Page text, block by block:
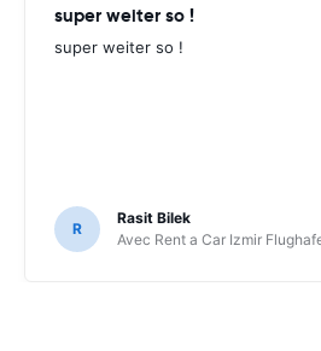
super weiter so !
super weiter so !
R
Rasit Bilek
Avec Rent a Car Izmir